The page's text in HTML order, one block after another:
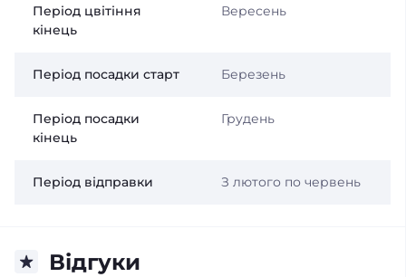
Період цвітіння
кінець
Вересень
Період посадки старт Березень
Період посадки
кінець
Грудень
Період відправки З лютого по червень
Відгуки